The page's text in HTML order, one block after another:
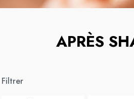
APRÈS
Filtrer